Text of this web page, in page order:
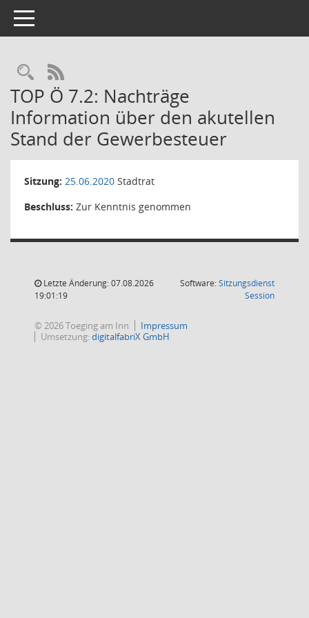
Toggle navigation
Rechercheauswahl
RSS-Feed
TOP Ö 7.2: Nachträge
Information über den akutellen
Stand der Gewerbesteuer
Sitzung: 25.06.2020 Stadtrat
Beschluss: Zur Kenntnis genommen
Letzte Änderung: 07.08.2026
19:01:19
Software:Sitzungsdienst
Session(Wird in
© 2026 Toeging am Inn
Impressum
Umsetzung:digitalfabriX GmbH